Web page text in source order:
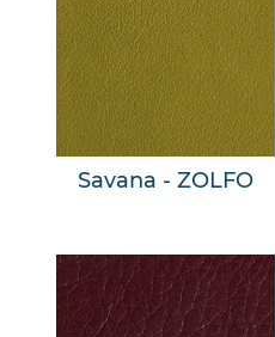
Savana - ZOLFO